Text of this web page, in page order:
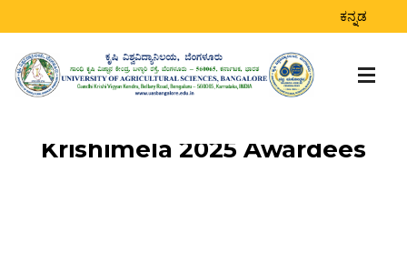
ಕನ್ನಡ
Krishimela 2025 Awardees